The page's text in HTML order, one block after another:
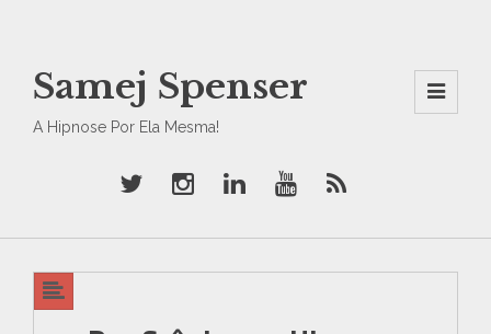
Samej Spenser
A Hipnose Por Ela Mesma!